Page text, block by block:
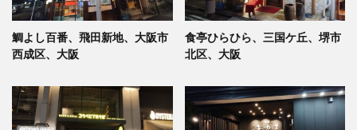
鯛よし百番、飛田新地、大阪市
西成区、大阪
食亭ひらひら、三国ケ丘、堺市
北区、大阪